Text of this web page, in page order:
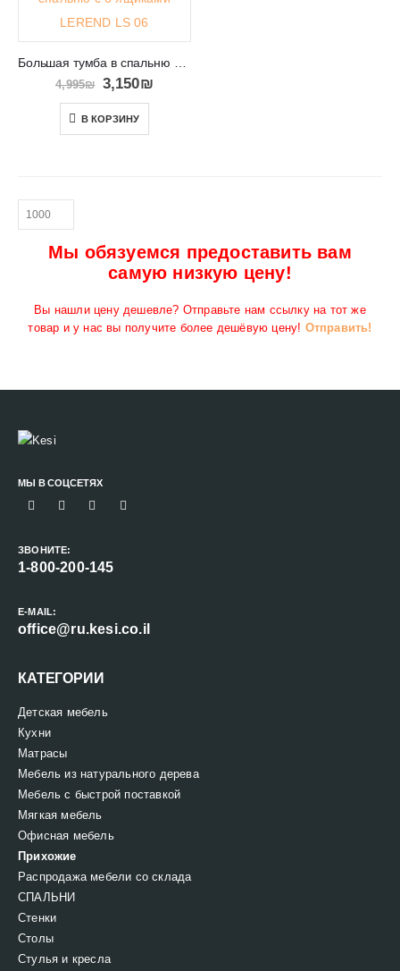
Большая тумба в спальню с 6 ящиками LEREND LS 06
4,995₪ 3,150₪
В КОРЗИНУ
Мы обязуемся предоставить вам
самую низкую цену!
Вы нашли цену дешевле? Отправьте нам ссылку на тот же
товар и у нас вы получите более дешёвую цену! Отправить!
МЫ В СОЦСЕТЯХ
ЗВОНИТЕ:
1-800-200-145
E-MAIL:
office@ru.kesi.co.il
КАТЕГОРИИ
Детская мебель
Кухни
Матрасы
Мебель из натурального дерева
Мебель с быстрой поставкой
Мягкая мебель
Офисная мебель
Прихожие
Распродажа мебели со склада
СПАЛЬНИ
Стенки
Столы
Стулья и кресла